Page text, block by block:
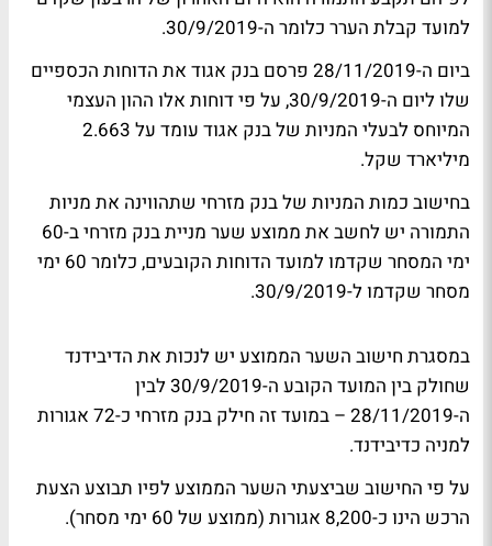
למועד קבלת הערר כלומר ה-30/9/2019.
ביום ה-28/11/2019 פרסם בנק אגוד את הדוחות הכספיים
שלו ליום ה-30/9/2019, על פי דוחות אלו ההון העצמי
המיוחס לבעלי המניות של בנק אגוד עומד על 2.663
מיליארד שקל.
בחישוב כמות המניות של בנק מזרחי שתהווינה את מניות
התמורה יש לחשב את ממוצע שער מניית בנק מזרחי ב-60
ימי המסחר שקדמו למועד הדוחות הקובעים, כלומר 60 ימי
מסחר שקדמו ל-30/9/2019.
במסגרת חישוב השער הממוצע יש לנכות את הדיבידנד
שחולק בין המועד הקובע ה-30/9/2019 לבין
ה-28/11/2019 – במועד זה חילק בנק מזרחי כ-72 אגורות
למניה כדיבידנד.
על פי החישוב שביצעתי השער הממוצע לפיו תבוצע הצעת
הרכש הינו כ-8,200 אגורות (ממוצע של 60 ימי מסחר).